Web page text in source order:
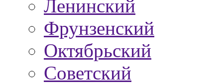
Ленинский
Фрунзенский
Октябрьский
Советский